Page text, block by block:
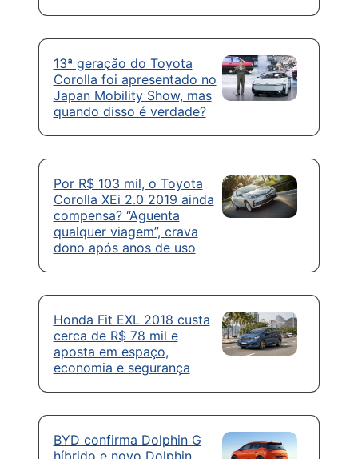
13ª geração do Toyota
Corolla foi apresentado no
Japan Mobility Show, mas
quando disso é verdade?
Por R$ 103 mil, o Toyota
Corolla XEi 2.0 2019 ainda
compensa? “Aguenta
qualquer viagem”, crava
dono após anos de uso
Honda Fit EXL 2018 custa
cerca de R$ 78 mil e
aposta em espaço,
economia e segurança
BYD confirma Dolphin G
híbrido e novo Dolphin